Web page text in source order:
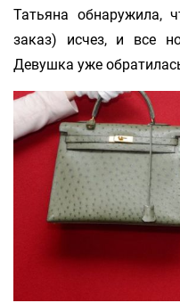
Татьяна обнаружила,
заказ) исчез, и все
Девушка уже